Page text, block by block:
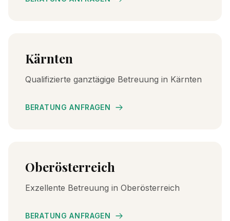
Kärnten
Qualifizierte ganztägige Betreuung in Kärnten
BERATUNG ANFRAGEN
Oberösterreich
Exzellente Betreuung in Oberösterreich
BERATUNG ANFRAGEN